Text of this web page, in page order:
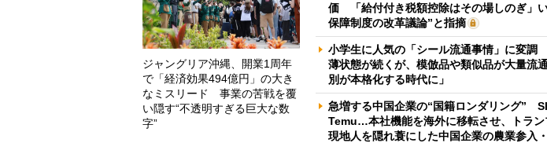
ジャングリア沖縄、開業1周年
で「経済効果494億円」の大き
なミスリード 事業の苦戦を覆
い隠す“不透明すぎる巨大な数
字”
価 「給付付き税額控除はその場しのぎ」
保障制度の改革議論”と指摘
小学生に人気の「シール流通事情」に変
薄状態が続くが、模倣品や類似品が大量
別が本格化する時代に」
急増する中国企業の“国籍ロンダリング”
Temu…本社機能を海外に移転させ、トラ
現地人を隠れ蓑にした中国企業の農業参入